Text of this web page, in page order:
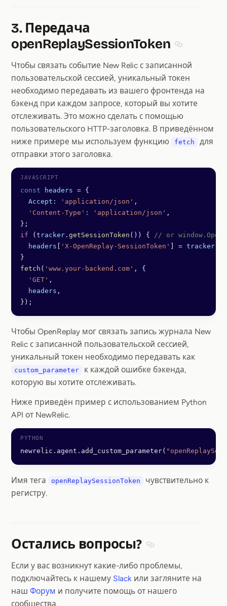
3. Передача
openReplaySessionToken
Чтобы связать событие New Relic с записанной
пользовательской сессией, уникальный токен
необходимо передавать из вашего фронтенда на
бэкенд при каждом запросе, который вы хотите
отслеживать. Это можно сделать с помощью
пользовательского HTTP-заголовка. В приведённом
ниже примере мы используем функцию
fetch
для
отправки этого заголовка.
const headers = {
  Accept:
'application/json' ,
  'Content-Type'
: 'application/json' ,
};
if ( tracker . getSessionToken ()) { // or
  headers
'X-OpenReplay-SessionToken' = tracker
}
fetch ( 'www.your-backend.com' , {
  'GET'
,
  headers
,
});
Чтобы OpenReplay мог связать запись журнала New
Relic с записанной пользовательской сессией,
уникальный токен необходимо передавать как
custom_parameter
к каждой ошибке бэкенда,
которую вы хотите отслеживать.
Ниже приведён пример с использованием Python
API от NewRelic.
newrelic.agent.add_custom_parameter(
Имя тега openReplaySessionToken
чувствительно к
регистру.
Остались вопросы?
Если у вас возникнут какие-либо проблемы,
подключайтесь к нашему Slack или загляните на
наш Форум и получите помощь от нашего
сообщества.